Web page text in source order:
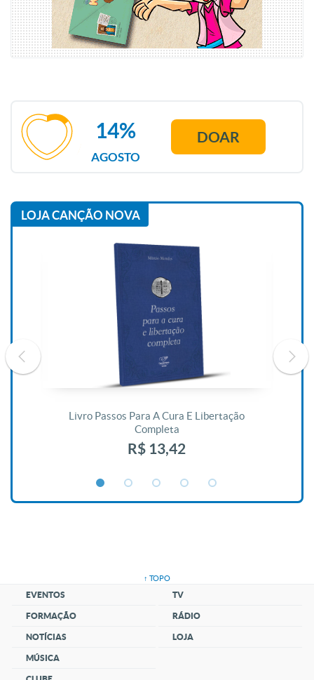
AGOSTO
14% DOAR
LOJA CANÇÃO NOVA
Livro Passos Para A Cura E Libertação
Completa
R$ 13,42
↑ TOPO
EVENTOS
FORMAÇÃO
NOTÍCIAS
MÚSICA
TV
RÁDIO
LOJA